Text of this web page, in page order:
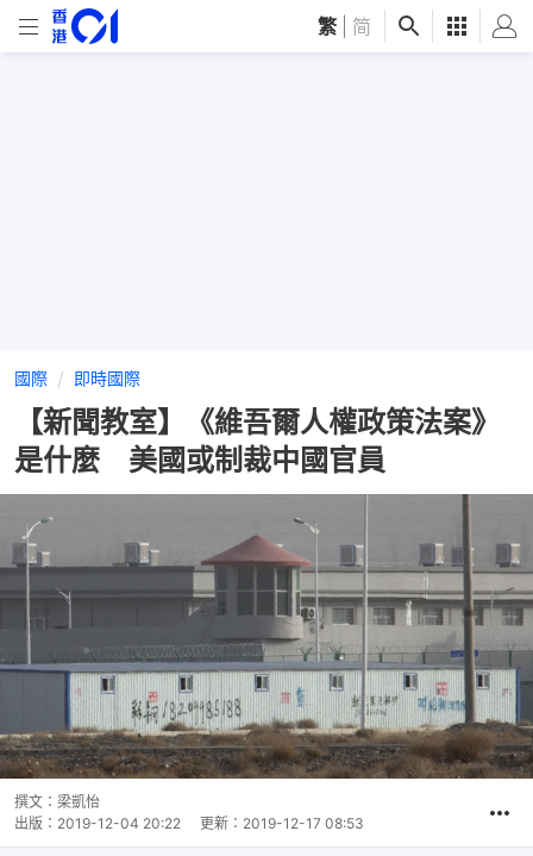
繁 简
國際 即時國際
【新聞教室】《維吾爾人權政策法案》
是什麼 美國或制裁中國官員
撰文： 梁凱怡
出版： 2019-12-04 20:22 更新： 2019-12-17 08:53